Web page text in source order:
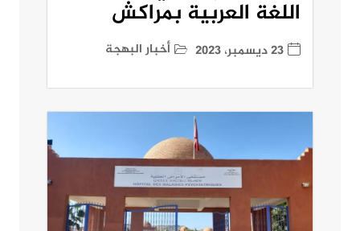
اللغة العربية بمراكش
23 ديسمبر، 2023 أخبار البهجة